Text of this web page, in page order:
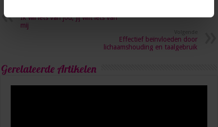
Ik wil iets van jou, jij wilt iets van
mij
Effectief beïnvloeden door
lichaamshouding en taalgebruik
Gerelateerde Artikelen